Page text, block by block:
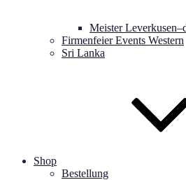
Meister
Firmenfeier Events Western
Sri Lanka
Shop
Bestellung